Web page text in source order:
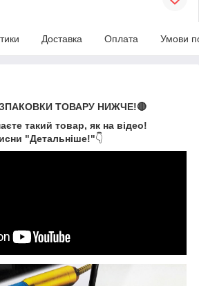
Доставка Оплата Умови
ТОВАРУ НИЖЧЕ!🔴
такий товар, як на відео!
"Детальніше!"👇